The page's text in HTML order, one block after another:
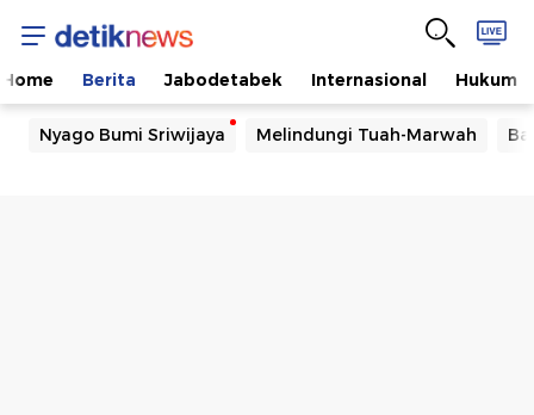
Home Berita Jabodetabek Internasional Hukum
Nyago Bumi Sriwijaya Melindungi Tuah-Marwah